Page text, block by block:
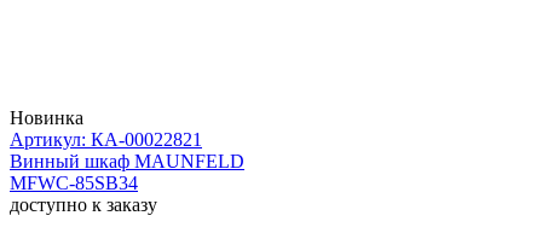
Новинка
Артикул: КА-00022821
Винный шкаф MAUNFELD
MFWC-85SB34
доступно к заказу